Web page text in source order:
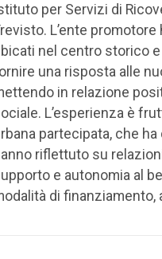
per Servizi di
L’ente
nel centro storico
una risposta alle
in relazione
L’esperienza è
partecipata, che
riflettuto su
e autonomia al
di finanziamento,